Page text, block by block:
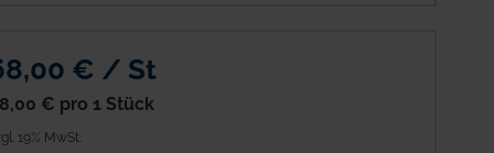
€ / St
€ pro 1 Stück
19% MwSt.